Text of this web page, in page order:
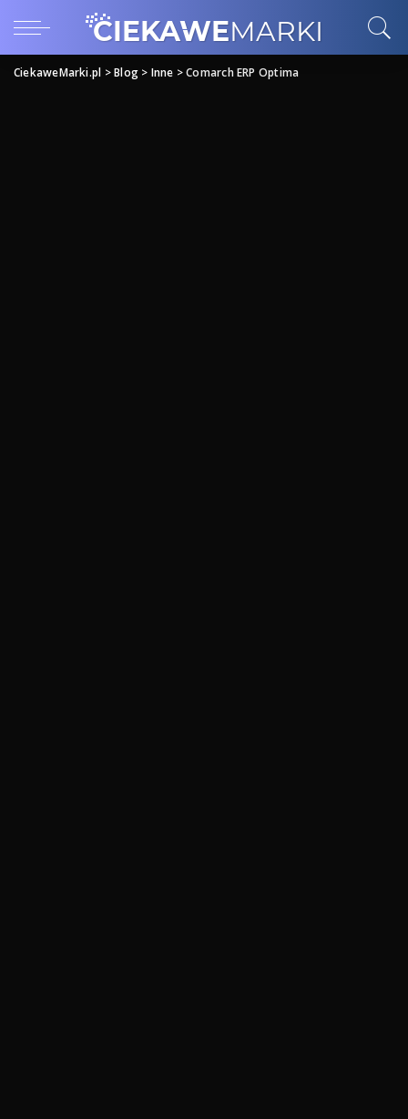
CiekaweMarki.pl >Blog> Inne >Comarch ERP Optima